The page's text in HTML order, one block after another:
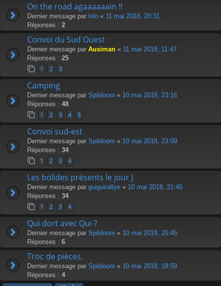
On the road agaaaaaain !!
Dernier message par lolo « 11 mai 2018, 20:31
Réponses : 2
Convoi du Sud Ouest
Dernier message par Ausiman « 11 mai 2018, 11:47
Réponses : 25
1 2 3
Camping
Dernier message par Spildoom « 10 mai 2018, 23:16
Réponses : 48
1 2 3 4 5
Convoi sud-est
Dernier message par Spildoom « 10 mai 2018, 23:09
Réponses : 34
1 2 3 4
Les bolides présents le jour J
Dernier message par guiguirallye « 10 mai 2018, 21:45
Réponses : 34
1 2 3 4
Qui dort avec Qui ?
Dernier message par Spildoom « 10 mai 2018, 20:45
Réponses : 6
Troc de pièces.
Dernier message par Spildoom « 10 mai 2018, 18:59
Réponses : 4